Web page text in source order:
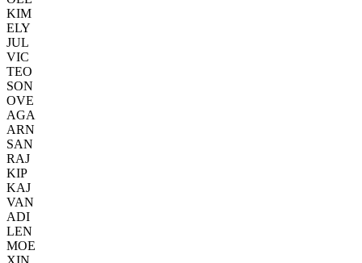
KIM
ELY
JUL
VIC
TEO
SON
OVE
AGA
ARN
SAN
RAJ
KIP
KAJ
VAN
ADI
LEN
MOE
XIN